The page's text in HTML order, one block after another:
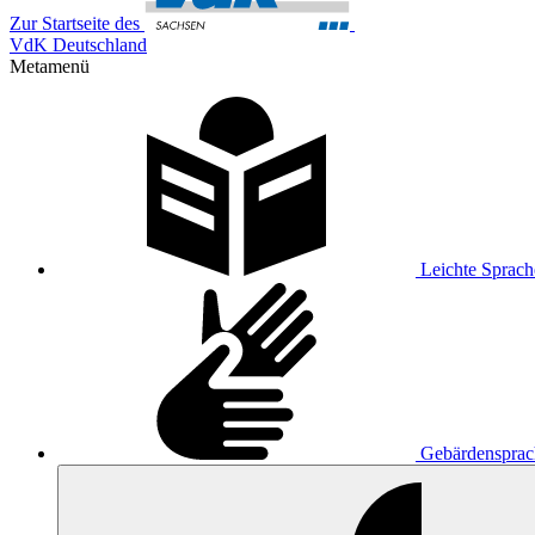
Zur Startseite des
VdK Deutschland
Metamenü
Leichte